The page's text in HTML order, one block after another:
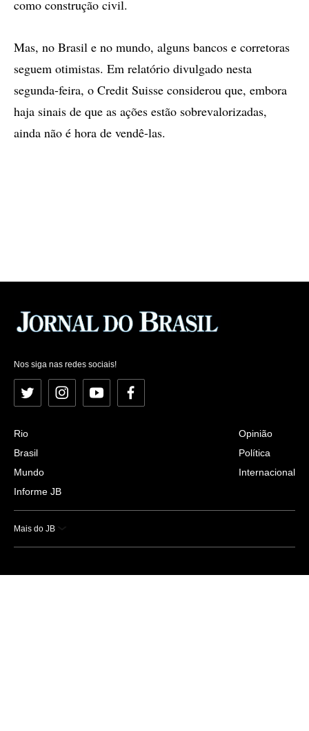
como construção civil.
Mas, no Brasil e no mundo, alguns bancos e corretoras
seguem otimistas. Em relatório divulgado nesta
segunda-feira, o Credit Suisse considerou que, embora
haja sinais de que as ações estão sobrevalorizadas,
ainda não é hora de vendê-las.
Nos siga nas redes sociais!
Twitter InstagramYouTubeFacebook
Rio
Brasil
Mundo
Informe JB
Opinião
Política
Internacional
Mais do JB
Esportes